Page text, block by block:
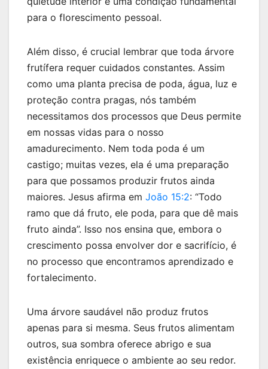
para o florescimento pessoal.
Além disso, é crucial lembrar que toda árvore
frutífera requer cuidados constantes. Assim
como uma planta precisa de poda, água, luz e
proteção contra pragas, nós também
necessitamos dos processos que Deus permite
em nossas vidas para o nosso
amadurecimento. Nem toda poda é um
castigo; muitas vezes, ela é uma preparação
para que possamos produzir frutos ainda
maiores. Jesus afirma em João 15:2: “Todo
ramo que dá fruto, ele poda, para que dê mais
fruto ainda”. Isso nos ensina que, embora o
crescimento possa envolver dor e sacrifício, é
no processo que encontramos aprendizado e
fortalecimento.
Uma árvore saudável não produz frutos
apenas para si mesma. Seus frutos alimentam
outros, sua sombra oferece abrigo e sua
existência enriquece o ambiente ao seu redor.